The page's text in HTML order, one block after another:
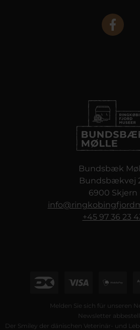
Bundsbæk
Bundsbækvej
6900 Skjern
+45 97 36 23
Melden Sie sich für unseren
Newsletter
Der Smiley der dänischen Veterinär- und